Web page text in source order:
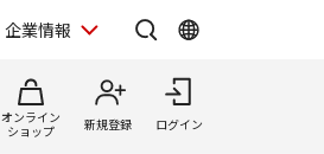
企業情報
オンライン
ショップ
新規登録 ログイン